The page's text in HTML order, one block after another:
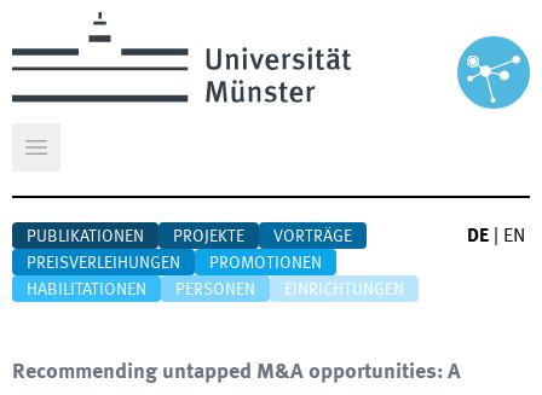
Hauptmenü öffnen
PUBLIKATIONEN PROJEKTE
VORTRÄGE
PREISVERLEIHUNGEN
PROMOTIONEN
HABILITATIONEN
PERSONEN EINRICHTUNGEN
DE EN
Recommending untapped M&A opportunities: A